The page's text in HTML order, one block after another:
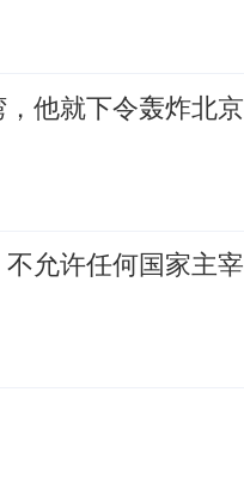
他就下令轰炸北京
允许任何国家主宰